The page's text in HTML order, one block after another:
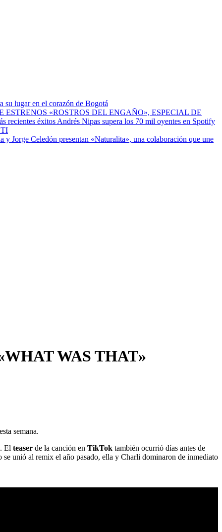
su lugar en el corazón de Bogotá
ESTRENOS «ROSTROS DEL ENGAÑO», ESPECIAL DE
Andrés Nipas supera los 70 mil oyentes en Spotify
y Jorge Celedón presentan «Naturalita», una colaboración que une
WAS THAT»
semana.
El teaser de la canción en TikTok también ocurrió días antes de
se unió al remix el año pasado, ella y Charli dominaron de inmediato